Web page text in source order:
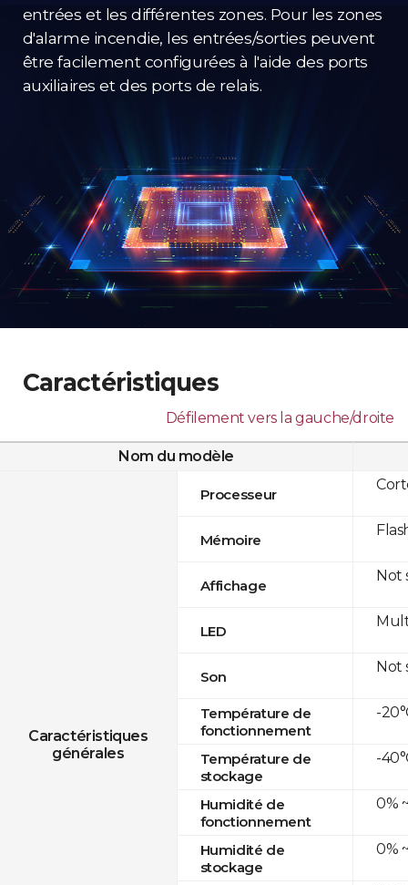
entrées et les différentes zones. Pour les zones
d'alarme incendie, les entrées/sorties peuvent
être facilement configurées à l'aide des ports
auxiliaires et des ports de relais.
Caractéristiques
Défilement vers la gauche/droite
Nom du modèle
Caractéristiques
générales
Processeur
Mémoire
Affichage
LED
Son
Température de
fonctionnement
Température de
stockage
Humidité de
fonctionnement
Humidité de
stockage
Not
Not
-
-
0%
0%